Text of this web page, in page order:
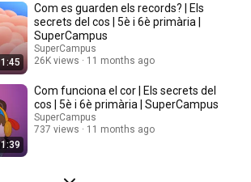
1:45
Com es guarden els records? | Els
secrets del cos | 5è i 6è primària |
SuperCampus
SuperCampus
26K views
11 months ago
1:39
Com funciona el cor | Els secrets del
cos | 5è i 6è primària | SuperCampus
SuperCampus
737 views
11 months ago